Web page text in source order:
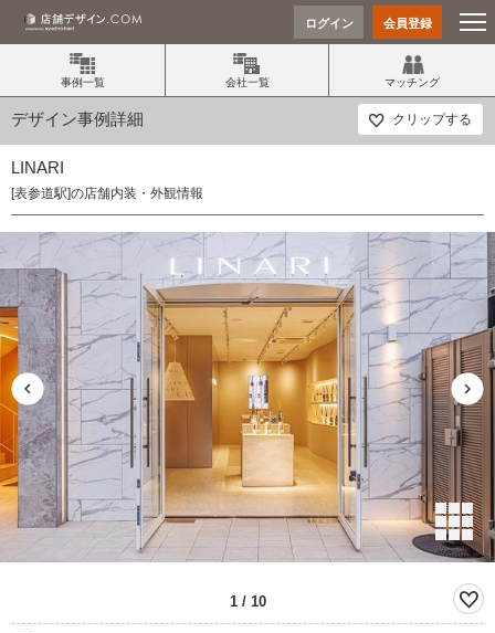
ログイン 会員登録
事例一覧 会社一覧 マッチング
デザイン事例詳細 クリップする
LINARI
[表参道駅]の店舗内装・外観情報
1/ 10